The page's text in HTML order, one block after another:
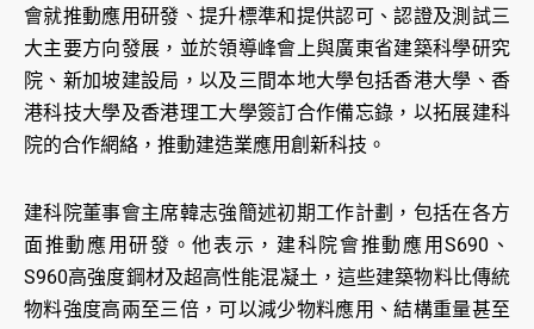
會就推動應用研發、提升標準和提供認可、認證及測試三
大主要方向發展，並於領導峰會上與廣東省建築科學研究
院、新加坡建設局，以及三間本地大學包括香港大學、香
港科技大學及香港理工大學簽訂合作備忘錄，以拓展建科
院的合作網絡，推動建造業應用創新科技。
建科院董事會主席韓志強簡述初期工作計劃，包括在各方
面推動應用研發。他表示，建科院會推動應用S690、
S960高強度鋼材及超高性能混凝土，這些建築物料比傳統
物料強度高兩至三倍，可以減少物料應用、結構重量甚至